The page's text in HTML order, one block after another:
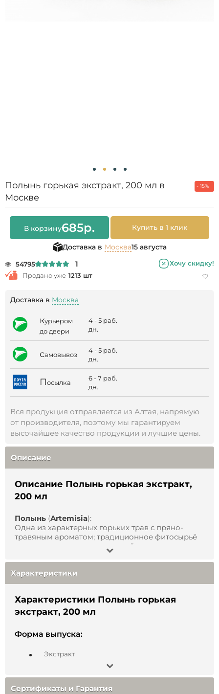
Полынь горькая экстракт, 200 мл в
Москве
- 15%
В корзину685р. Купить в 1 клик
Доставка в Москва15 августа
54795 1
Хочу скидку!
Продано уже 1213 шт
Доставка в Москва
курьером
до двери
4 - 5 раб.
дн.
самовывоз
4 - 5 раб.
дн.
Посылка
6 - 7 раб.
дн.
Вся продукция отправляется из Алтая, напрямую
от производителя, поэтому мы гарантируем
высочайшее качество продукции и лучшие цены.
Описание
Описание Полынь горькая экстракт,
200 мл
Полынь (Artemisia):
Одна из характерных горьких трав с пряно-
травяным ароматом; традиционное фитосырьё
для горьких настоев и купажей.
Основные составляющие:
эфирные масла;
горькие гликозиды (в т. ч. абсинтин, анабсинтин);
смолистые вещества и сапонины;
органические кислоты и минеральные
компоненты.
Полынь горькую традиционно
общего чувства комфортного баланса после еды;
поддержания привычного ритма дня и пауз для
повседневной активности;
Характеристики
Характеристики Полынь горькая
экстракт, 200 мл
Форма выпуска:
Экстракт
Сертификаты и Гарантия